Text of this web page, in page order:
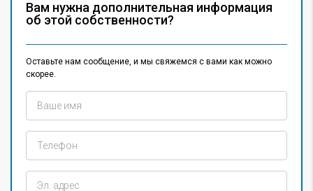
Вам нужна дополнительная информация
об этой собственности?
Оставьте нам сообщение, и мы свяжемся с вами как можно
скорее.